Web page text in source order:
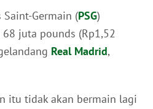
Saint-Germain (PSG)
juta pounds (Rp1,52
Real Madrid,
itu tidak akan bermain lagi